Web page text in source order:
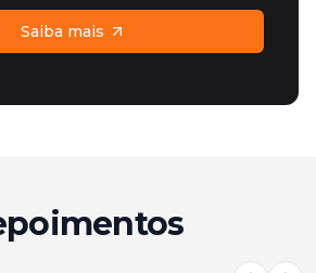
Saiba mais